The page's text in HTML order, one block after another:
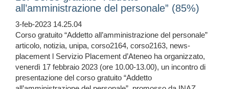
all’amministrazione del personale” (85%)
3-feb-2023 14.25.04
Corso gratuito “Addetto all’amministrazione del personale”
articolo, notizia, unipa, corso2164, corso2163, news-
placement l Servizio Placement d’Ateneo ha organizzato,
venerdì 17 febbraio 2023 (ore 10.00-13.00), un incontro di
presentazione del corso gratuito “Addetto